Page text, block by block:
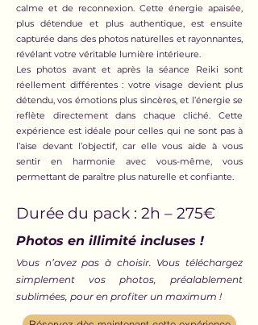
calme et de reconnexion. Cette énergie apaisée,
plus détendue et plus authentique, est ensuite
capturée dans des photos naturelles et rayonnantes,
révélant votre véritable lumière intérieure.
Les photos avant et après la séance Reiki sont
réellement différentes : votre visage devient plus
détendu, vos émotions plus sincères, et l’énergie se
reflète directement dans chaque cliché. Cette
expérience est idéale pour celles qui ne sont pas à
l’aise devant l’objectif, car elle vous aide à vous
sentir en harmonie avec vous-même, vous
permettant de paraître plus naturelle et confiante.
Durée du pack : 2h – 275€
Photos en illimité incluses !
Vous n’avez pas à choisir. Vous téléchargez
simplement vos photos, préalablement
sublimées, pour en profiter un maximum !